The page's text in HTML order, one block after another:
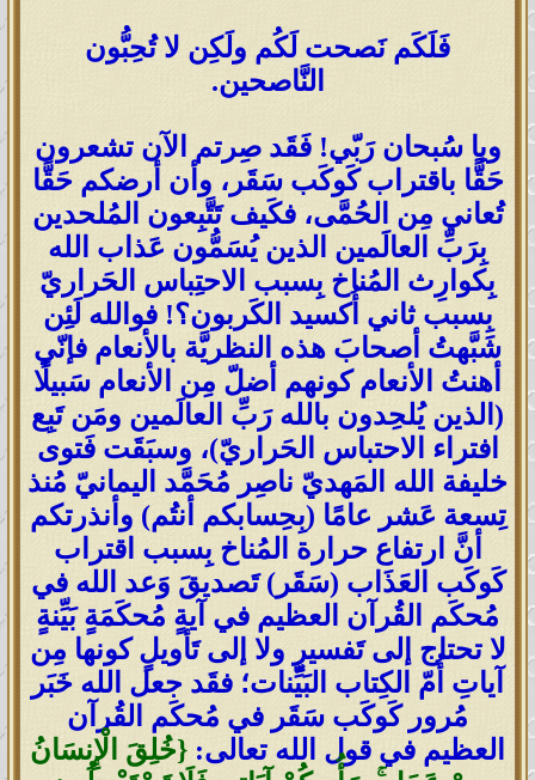
فَلَكَم نَصحت لَكُم ولَكِن لا تُحِبُّون
النَّاصحين.
ويا سُبحان رَبّي! فَقَد صِرتم الآن تشعرون
حَقًّا باقتراب كَوكَب سَقَر، وأن أرضكم حَقًّا
تُعاني مِن الحُمَّى، فكَيف تَتَّبِعون المُلحدين
بِرَبِّ العالَمين الذين يُسَمُّون عَذاب الله
بِكوارِث المُناخ بِسبب الاحتِباس الحَراريّ
بِسبب ثاني أُكسيد الكَربون؟! فوالله لَئِن
شَبَّهتُ أصحابَ هذه النظريَّة بالأنعام فإنّي
أهنتُ الأنعام كونهم أضلّ مِن الأنعام سَبيلًا
(الذين يُلحِدون بالله رَبِّ العالَمين ومَن تَبِع
افتراء الاحتباس الحَراريّ)، وسبَقَت فَتوى
خليفة الله المَهديّ ناصِر مُحَمَّد اليمانيّ مُنذ
تِسعة عَشر عامًا (بِحِسابكم أنتُم) وأنذرتكم
أنَّ ارتفاع حرارة المُناخ بِسبب اقتراب
كَوكَب العَذَاب (سَقَر) تَصديقَ وَعد الله في
مُحكَم القُرآن العظيم في آيةٍ مُحكَمَةٍ بَيِّنةٍ
لا تحتاج إلى تَفسيرٍ ولا إلى تَأويلٍ كونها مِن
آياتِ أُمّ الكِتاب البَيِّنات؛ فقَد جعل الله خَبَر
مُرور كَوكَب سَقَر في مُحكَم القُرآن
العظيم في قول الله تعالى: {خُلِقَ الْإِنسَانُ